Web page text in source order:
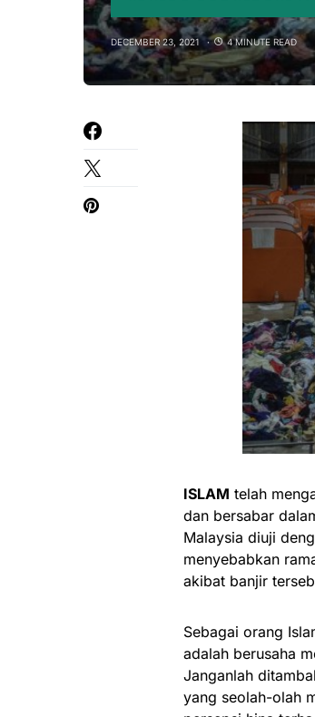
DECEMBER 23, 2021 4 MINUTE READ
ISLAM telah
dan bersabar
Malaysia diuji
menyebabkan
akibat banjir
Sebagai orang
adalah berusaha
Janganlah
yang seolah-olah